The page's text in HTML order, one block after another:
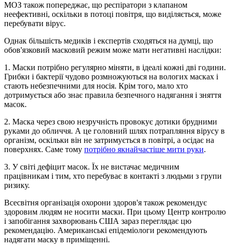
МОЗ також попереджає, що респіратори з клапаном
неефективні, оскільки в потоці повітря, що виділяється, може
перебувати вірус.
Однак більшість медиків і експертів сходяться на думці, що
обов'язковий масковий режим може мати негативні наслідки:
1. Маски потрібно регулярно міняти, в ідеалі кожні дві години.
Грибки і бактерії чудово розмножуються на вологих масках і
стають небезпечними для носія. Крім того, мало хто
дотримується або знає правила безпечного надягання і зняття
масок.
2. Маска через свою незручність провокує дотики брудними
руками до обличчя. А це головний шлях потрапляння вірусу в
організм, оскільки він не затримується в повітрі, а осідає на
поверхнях. Саме тому потрібно якнайчастіше мити руки.
3. У світі дефіцит масок. Їх не вистачає медичним
працівникам і тим, хто перебуває в контакті з людьми з групи
ризику.
Всесвітня організація охорони здоров'я також рекомендує
здоровим людям не носити маски. При цьому Центр контролю
і запобігання захворювань США зараз переглядає цю
рекомендацію. Американські епідеміологи рекомендують
надягати маску в приміщенні.